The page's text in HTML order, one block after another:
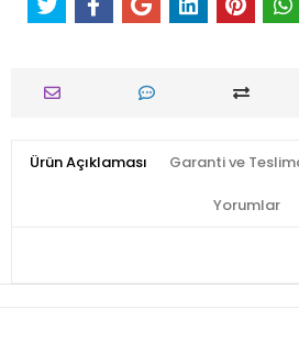
Ürün Açıklaması Garanti ve
Yorumlar